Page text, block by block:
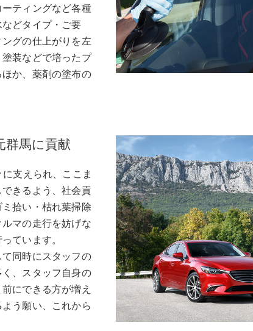
ティングなど各種
どタイプ・ご要
グの仕上がりを左
装などで培ったプ
か、薬剤の塗布の
群馬に貢献
支えられ、ここま
きるよう、社会貢
拾い・枯れ葉掃除
マの走行を妨げな
ています。
同時にスタッフの
、スタッフ自身の
にできる方が増え
う願い、これから